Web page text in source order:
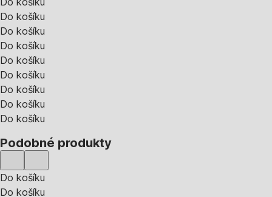
Do košíku
Do košíku
Do košíku
Do košíku
Do košíku
Do košíku
Do košíku
Do košíku
Podobné produkty
Do košíku
Do košíku